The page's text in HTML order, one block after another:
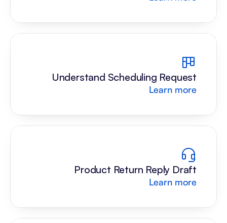
Understand Scheduling Request
Learn more
Product Return Reply Draft
Learn more